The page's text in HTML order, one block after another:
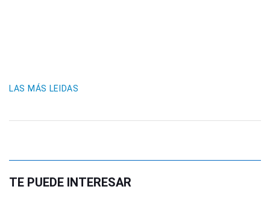
LAS MÁS LEIDAS
TE PUEDE INTERESAR